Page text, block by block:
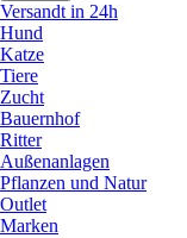
Versandt in 24h
Hund
Katze
Tiere
Zucht
Bauernhof
Ritter
Außenanlagen
Pflanzen und Natur
Outlet
Marken